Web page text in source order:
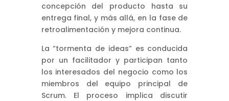
concepción del producto hasta su
entrega final, y más allá, en la fase de
retroalimentación y mejora continua.
La “tormenta de ideas” es conducida
por un facilitador y participan tanto
los interesados del negocio como los
miembros del equipo principal de
Scrum. El proceso implica discutir